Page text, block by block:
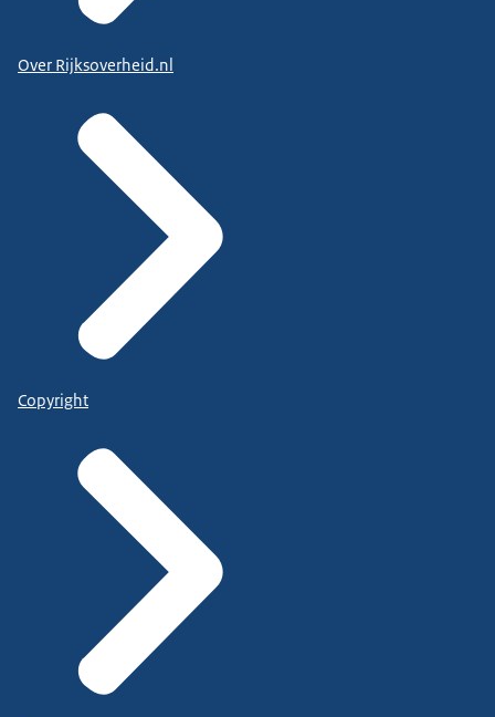
Over Rijksoverheid.nl
Copyright